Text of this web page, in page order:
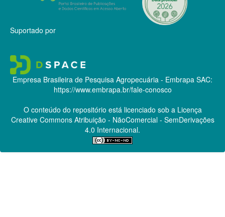
Suportado por
Empresa Brasileira de Pesquisa Agropecuária - Embrapa SAC:
https://www.embrapa.br/fale-conosco
O conteúdo do repositório está licenciado sob a Licença
Creative CommonsAtribuição - NãoComercial - SemDerivações
4.0 Internacional.